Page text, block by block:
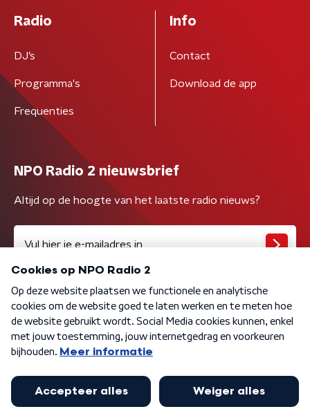
Radio
DJ’s
Programma's
Frequenties
Info
Contact
Download de app
NPO Radio 2 nieuwsbrief
Altijd op de hoogte van het laatste radio nieuws?
Algemene voorwaarden